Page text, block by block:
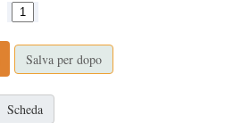
Salva per dopo
Scheda